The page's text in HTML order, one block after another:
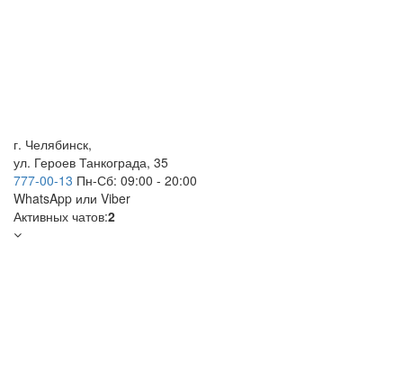
г. Челябинск,
ул. Героев Танкограда, 35
777-00-13 Пн-Сб: 09:00 - 20:00
WhatsApp или Viber
Активных чатов:2